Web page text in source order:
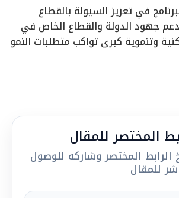
في تعزيز السيولة بالقطاع
جهود الدولة والقطاع الخاص في
وتنموية كبرى تواكب متطلبات النمو
المختصر للمقال
الرابط المختصر وشاركه للوصول
للمقال